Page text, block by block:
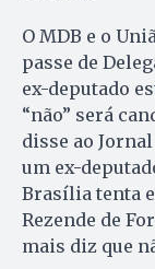
O MDB e o
passe de
ex-deputado
“não” será
disse ao
um ex-
Brasília tenta
Rezende de
mais diz que